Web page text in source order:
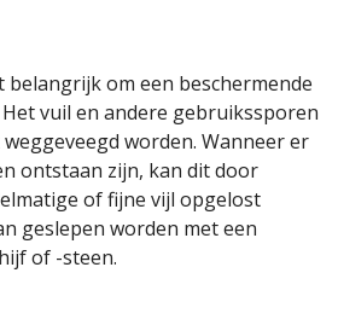
om een beschermende
vuil en andere gebruikssporen
worden. Wanneer er
ontstaan zijn, kan dit door
of fijne vijl opgelost
geslepen worden met een
of -steen.